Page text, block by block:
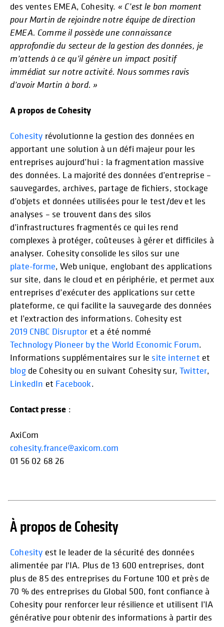
des ventes EMEA, Cohesity. « C’est le bon moment
pour Martin de rejoindre notre équipe de direction
EMEA. Comme il possède une connaissance
approfondie du secteur de la gestion des données, je
m’attends à ce qu’il génère un impact positif
immédiat sur notre activité. Nous sommes ravis
d’avoir Martin à bord. »
A propos de Cohesity
Cohesity révolutionne la gestion des données en
apportant une solution à un défi majeur pour les
entreprises aujourd’hui : la fragmentation massive
des données. La majorité des données d’entreprise –
sauvegardes, archives, partage de fichiers, stockage
d’objets et données utilisées pour le test/dev et les
analyses – se trouvent dans des silos
d’infrastructures fragmentés ce qui les rend
complexes à protéger, coûteuses à gérer et difficiles à
analyser. Cohesity consolide les silos sur une
plate-forme, Web unique, englobant des applications
sur site, dans le cloud et en périphérie, et permet aux
entreprises d’exécuter des applications sur cette
plateforme, ce qui facilite la sauvegarde des données
et l’extraction des informations. Cohesity est
2019 CNBC Disruptor et a été nommé
Technology Pioneer by the World Economic Forum.
Informations supplémentaires sur le site internet et
blogde Cohesity ou en suivant Cohesity sur,Twitter,
LinkedIn et Facebook.
Contact presse :
AxiCom
cohesity.france@axicom.com
01 56 02 68 26
À propos de Cohesity
Cohesity est le leader de la sécurité des données
alimentée par l'IA. Plus de 13 600 entreprises, dont
plus de 85 des entreprises du Fortune 100 et près de
70 % des entreprises du Global 500, font confiance à
Cohesity pour renforcer leur résilience et utilisent l’IA
générative pour obtenir des informations à partir des